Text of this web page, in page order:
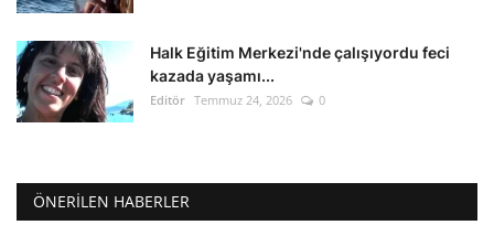
Halk Eğitim Merkezi'nde çalışıyordu feci
kazada yaşamı...
Editör Temmuz 24, 2026 0
ÖNERILEN HABERLER